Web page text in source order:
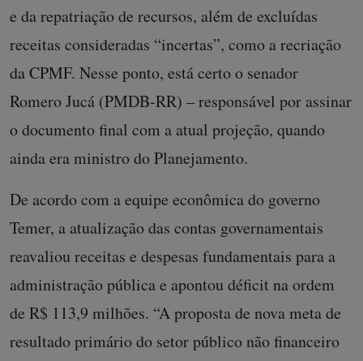
e da repatriação de recursos, além de excluídas
receitas consideradas “incertas”, como a recriação
da CPMF. Nesse ponto, está certo o senador
Romero Jucá (PMDB-RR) – responsável por assinar
o documento final com a atual projeção, quando
ainda era ministro do Planejamento.
De acordo com a equipe econômica do governo
Temer, a atualização das contas governamentais
reavaliou receitas e despesas fundamentais para a
administração pública e apontou déficit na ordem
de R$ 113,9 milhões. “A proposta de nova meta de
resultado primário do setor público não financeiro